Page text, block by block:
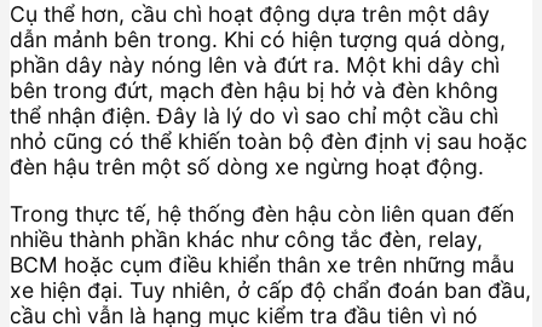
Cụ thể hơn, cầu chì hoạt động dựa trên một dây
dẫn mảnh bên trong. Khi có hiện tượng quá dòng,
phần dây này nóng lên và đứt ra. Một khi dây chì
bên trong đứt, mạch đèn hậu bị hở và đèn không
thể nhận điện. Đây là lý do vì sao chỉ một cầu chì
nhỏ cũng có thể khiến toàn bộ đèn định vị sau hoặc
đèn hậu trên một số dòng xe ngừng hoạt động.
Trong thực tế, hệ thống đèn hậu còn liên quan đến
nhiều thành phần khác như công tắc đèn, relay,
BCM hoặc cụm điều khiển thân xe trên những mẫu
xe hiện đại. Tuy nhiên, ở cấp độ chẩn đoán ban đầu,
cầu chì vẫn là hạng mục kiểm tra đầu tiên vì nó